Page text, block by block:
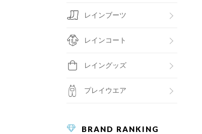
レインブーツ
レインコート
レイングッズ
プレイウエア
BRAND RANKING